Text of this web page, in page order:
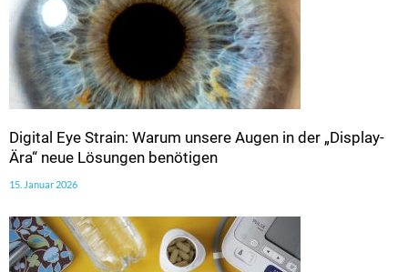
Digital Eye Strain: Warum unsere Augen in der „Display-
Ära“ neue Lösungen benötigen
15. Januar 2026